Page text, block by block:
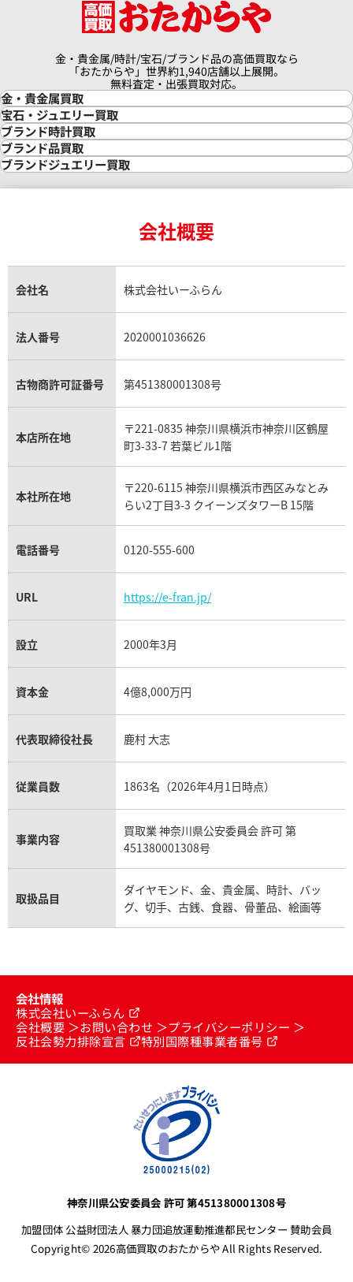
金・貴金属/時計/宝石/ブランド品の高価買取なら
「おたからや」世界約1,940店舗以上展開。
無料査定・出張買取対応。
金・貴金属買取
金買取
金の相場価格情報
金の参考買取価格一覧
インゴット買取
インゴットの相場価格情報
24金買取
金貨買取
貴金属買取
銀・シルバー買取
パラジウム買取
宝石・ジュエリー買取
宝石・ジュエリー買取
ダイヤモンド買取
ダイヤモンド・宝石の参考価格一覧
リング・結婚指輪買取
エメラルド買取
トパーズ買取
タンザナイト買取
キャッツアイ買取
アクアマリン買取
ブランド時計買取
時計買取
ロレックス買取
ロレックス デイトナ買取
ロレックス サブマリーナー買取
ロレックス エクスプローラー買取
ロレックス デイトジャスト買取
パテック フィリップノーチラス買取
ヴァシュロン・コンスタンタン買取
オメガ買取
カルティエ買取
フランク ミュラー買取
リシャール・ミル買取
パネライ買取
チューダー（チュードル）買取
ブランド品買取
ブランド買取
シャネル マトラッセ買取
セリーヌ買取
プラダ買取
ブランドジュエリー買取
ヴァンクリーフ＆アーペル買取
ショーメ買取
ダミアーニ買取
モーブッサン買取
会社概要
会社名 株式会社いーふらん
法人番号 2020001036626
古物商許可証番号 第451380001308号
本店所在地
〒221-0835 神奈川県横浜市神奈川区鶴屋
町3-33-7 若葉ビル1階
本社所在地
〒220-6115 神奈川県横浜市西区みなとみ
らい2丁目3-3 クイーンズタワーB 15階
電話番号 0120-555-600
URL https://e-fran.jp/
設立 2000年3月
資本金 4億8,000万円
代表取締役社長 鹿村 大志
従業員数 1863名（2026年4月1日時点）
事業内容
買取業 神奈川県公安委員会 許可 第
451380001308号
取扱品目
ダイヤモンド、金、貴金属、時計、バッ
グ、切手、古銭、食器、骨董品、絵画等
会社情報
株式会社いーふらん
会社概要
お問い合わせ
プライバシーポリシー
反社会勢力排除宣言
特別国際種事業者番号
神奈川県公安委員会 許可 第451380001308号
加盟団体 公益財団法人 暴力団追放運動推進都民センター 賛助会員
Copyright© 2026高価買取のおたからや All Rights Reserved.